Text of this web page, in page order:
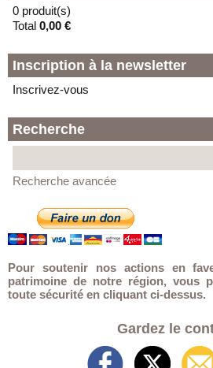
0 produit(s)
Total 0,00 €
Inscription à la newsletter
Inscrivez-vous
Recherche
Recherche avancée
Pour soutenir nos actions en
patrimoine de notre région, vous
toute sécurité en cliquant ci-dessus.
Gardez le